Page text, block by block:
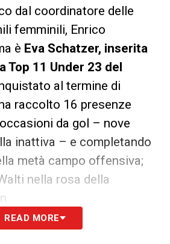
dal coordinatore delle
femminili, Enrico
è Eva Schatzer, inserita
Top 11 Under 23 del
al termine di
raccolto 16 presenze
da gol – nove
inattiva – e completando
metà campo offensiva;
nella rosa della
bianconera a essere
READ MORE